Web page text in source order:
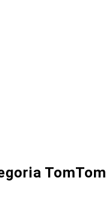
TomTom